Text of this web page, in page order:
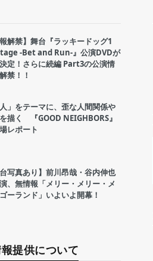
報解禁】舞台『ラッキードッグ1
-Bet and Run-』公演DVDが
定！さらに続編 Part3の公演情
禁！！
人」をテーマに、歪な人間関係や
描く 『GOOD NEIGHBORS』
レポート
台写真あり】前川昂哉・谷内伸也
、無情報「メリー・メリー・メ
ーランド」いよいよ開幕！
提供について